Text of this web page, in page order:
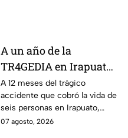
A un año de la
TR4GEDIA en Irapuato:
así luce hoy el lugar
donde MURI3RON seis
personas arroll4das
por el tren
A 12 meses del trágico
accidente que cobró la vida de
seis personas en Irapuato,
flores, veladoras y murales
07 agosto, 2026